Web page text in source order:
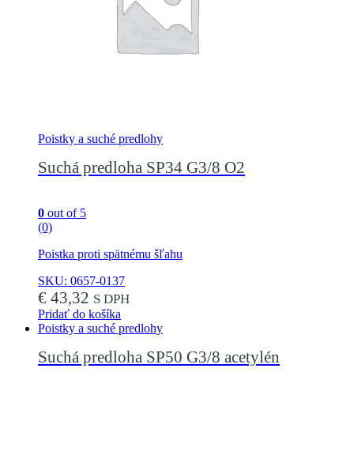
Poistky a suché predlohy
Suchá predloha SP34 G3/8 O2
0 out of 5
(0)
Poistka proti spätnému šľahu
SKU: 0657-0137
€ 43,32 S DPH
Pridať do košíka
Poistky a suché predlohy
Suchá predloha SP50 G3/8 acetylén